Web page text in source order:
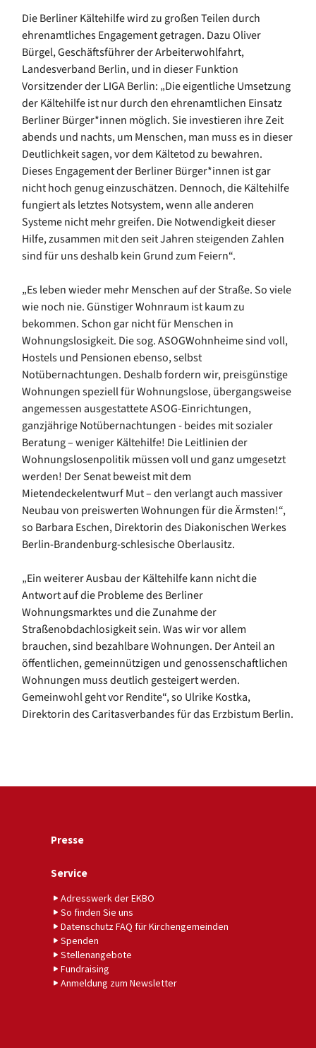
Die Berliner Kältehilfe wird zu großen Teilen durch
ehrenamtliches Engagement getragen. Dazu Oliver
Bürgel, Geschäftsführer der Arbeiterwohlfahrt,
Landesverband Berlin, und in dieser Funktion
Vorsitzender der LIGA Berlin: „Die eigentliche Umsetzung
der Kältehilfe ist nur durch den ehrenamtlichen Einsatz
Berliner Bürger*innen möglich. Sie investieren ihre Zeit
abends und nachts, um Menschen, man muss es in dieser
Deutlichkeit sagen, vor dem Kältetod zu bewahren.
Dieses Engagement der Berliner Bürger*innen ist gar
nicht hoch genug einzuschätzen. Dennoch, die Kältehilfe
fungiert als letztes Notsystem, wenn alle anderen
Systeme nicht mehr greifen. Die Notwendigkeit dieser
Hilfe, zusammen mit den seit Jahren steigenden Zahlen
sind für uns deshalb kein Grund zum Feiern“.
„Es leben wieder mehr Menschen auf der Straße. So viele
wie noch nie. Günstiger Wohnraum ist kaum zu
bekommen. Schon gar nicht für Menschen in
Wohnungslosigkeit. Die sog. ASOGWohnheime sind voll,
Hostels und Pensionen ebenso, selbst
Notübernachtungen. Deshalb fordern wir, preisgünstige
Wohnungen speziell für Wohnungslose, übergangsweise
angemessen ausgestattete ASOG-Einrichtungen,
ganzjährige Notübernachtungen - beides mit sozialer
Beratung – weniger Kältehilfe! Die Leitlinien der
Wohnungslosenpolitik müssen voll und ganz umgesetzt
werden! Der Senat beweist mit dem
Mietendeckelentwurf Mut – den verlangt auch massiver
Neubau von preiswerten Wohnungen für die Ärmsten!“,
so Barbara Eschen, Direktorin des Diakonischen Werkes
Berlin-Brandenburg-schlesische Oberlausitz.
„Ein weiterer Ausbau der Kältehilfe kann nicht die
Antwort auf die Probleme des Berliner
Wohnungsmarktes und die Zunahme der
Straßenobdachlosigkeit sein. Was wir vor allem
brauchen, sind bezahlbare Wohnungen. Der Anteil an
öffentlichen, gemeinnützigen und genossenschaftlichen
Wohnungen muss deutlich gesteigert werden.
Gemeinwohl geht vor Rendite“, so Ulrike Kostka,
Direktorin des Caritasverbandes für das Erzbistum Berlin.
Presse
Service
Adresswerk der EKBO
So finden Sie uns
Datenschutz FAQ für Kirchengemeinden
Spenden
Stellenangebote
Fundraising
Anmeldung zum Newsletter